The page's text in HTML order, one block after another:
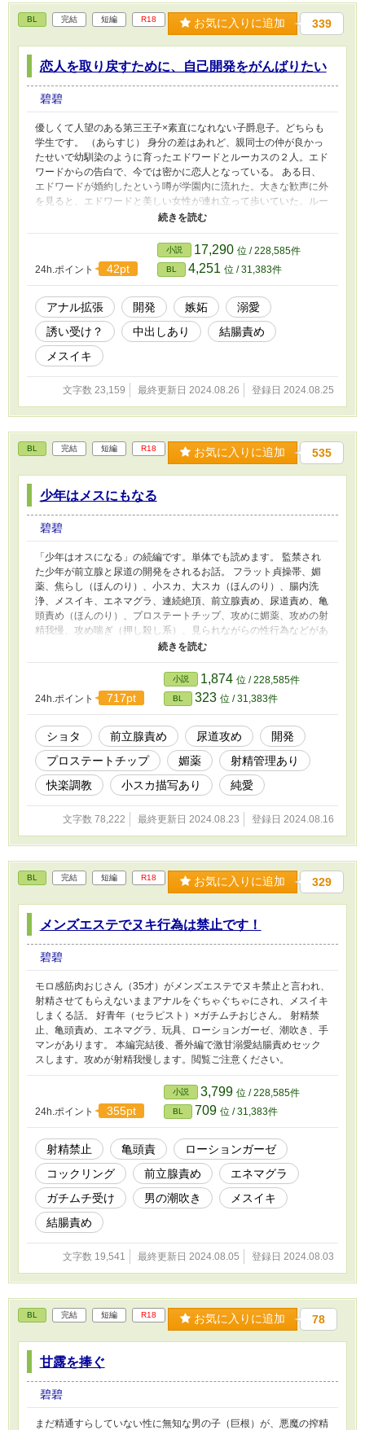
BL 完結 短編 R18 お気に入りに追加 339
恋人を取り戻すために、自己開発をがんばりたい
碧碧
優しくて人望のある第三王子×素直になれない子爵息子。どちらも
学生です。 （あらすじ） 身分の差はあれど、親同士の仲が良かっ
たせいで幼馴染のように育ったエドワードとルーカスの２人。エド
ワードからの告白で、今では密かに恋人となっている。 ある日、
エドワードが婚約したという噂が学園内に流れた。大きな歓声に外
を見ると、エドワードと美しい女性が連れ立って歩いていた。ルー
カスはあまりのショックにその場から逃げ出す。 いろんな勘違い
す。がんばった結果、エドワードが嫉妬に狂うことになります。
（１８禁シーンの内容） 自分でアナル拡張、自慰、誘い受け、中
出し要求、トコロテン、メスイキ、結腸責め、など。
24h.ポイント 42pt
小説 17,290 位 / 228,585件
BL 4,251 位 / 31,383件
アナル拡張 開発 嫉妬
溺愛
誘い受け？
中出しあり
結腸責め
メスイキ
文字数 23,159 最終更新日 2024.08.26 登録日 2024.08.25
BL 完結 短編 R18 お気に入りに追加 535
少年はメスにもなる
碧碧
「少年はオスになる」の続編です。単体でも読めます。 監禁され
た少年が前立腺と尿道の開発をされるお話。 フラット貞操帯、媚
薬、焦らし（ほんのり）、小スカ、大スカ（ほんのり）、腸内洗
浄、メスイキ、エネマグラ、連続絶頂、前立腺責め、尿道責め、亀
頭責め（ほんのり）、プロステートチップ、攻めに媚薬、攻めの射
精我慢、攻め喘ぎ（押し殺し系）、見られながらの性行為などがあ
ります。 挿入ありです。本編では調教師×ショタ、調教師×ショタ×
全て小スカでの絶頂があり、とにかくラブラブ甘々恋人セックスし
ています。堅物おじさん調教師がすっかり溺愛攻めとなりました。
早熟→恋人セックス。受けに煽られる攻め。受けが飲精します。
成熟→調教プレイ。乳首責めや射精我慢、オナホ腰振り、オナホに
入れながらセックスなど。攻めが受けの前で自慰、飲精、攻めフェ
ラもあります。 完熟（前編）→３年後と１０年後の話。乳首責
め、甘イキ、攻めが受けの中で潮吹き、攻めに手コキ、飲精など。
完熟（後編）→ほぼエロのみ。１５年後の話。調教プレイ。乳首責
め、射精我慢、甘イキ、脳イキ、キスイキ、亀頭責め、ローション
ガーゼ、オナホ、オナホコキ、潮吹き、睡姦、連続絶頂、メスイキ
など。
24h.ポイント 717pt
小説 1,874 位 / 228,585件
BL 323 位 / 31,383件
ショタ 前立腺責め 尿道攻め
開発
プロステートチップ
媚薬
射精管理あり
快楽調教
小スカ描写あり 純愛
文字数 78,222 最終更新日 2024.08.23 登録日 2024.08.16
BL 完結 短編 R18 お気に入りに追加 329
メンズエステでヌキ行為は禁止です！
碧碧
モロ感筋肉おじさん（35才）がメンズエステでヌキ禁止と言われ、
射精させてもらえないままアナルをぐちゃぐちゃにされ、メスイキ
しまくる話。 好青年（セラピスト）×ガチムチおじさん。 射精禁
止、亀頭責め、エネマグラ、玩具、ローションガーゼ、潮吹き、手
マンがあります。 本編完結後、番外編で激甘溺愛結腸責めセック
スします。攻めが射精我慢します。閲覧ご注意ください。
24h.ポイント 355pt
小説 3,799 位 / 228,585件
BL 709 位 / 31,383件
射精禁止 亀頭責
ローションガーゼ
コックリング
前立腺責め
エネマグラ
ガチムチ受け
男の潮吹き
メスイキ
結腸責め
文字数 19,541 最終更新日 2024.08.05 登録日 2024.08.03
BL 完結 短編 R18 お気に入りに追加 78
甘露を捧ぐ
碧碧
まだ精通すらしていない性に無知な男の子（巨根）が、悪魔の搾精